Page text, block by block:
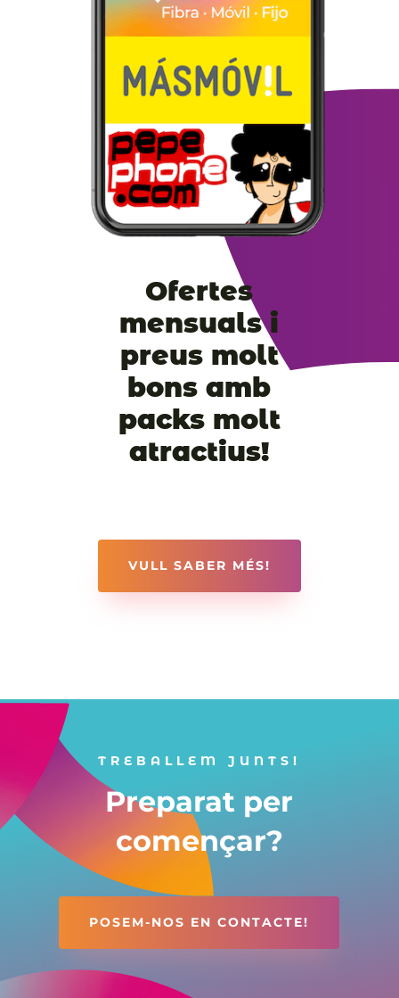
Ofertes
mensuals i
preus molt
bons amb
packs molt
atractius!
VULL SABER MÉS!
TREBALLEM JUNTS!
Preparat per
començar?
POSEM-NOS EN CONTACTE!